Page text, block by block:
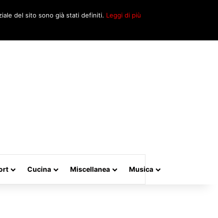
Cucina Miscellanea Musica
del sito sono già stati definiti. Leggi di più